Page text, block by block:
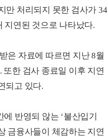
만 처리되지 못한 검사가 34
지연된 것으로 나타났다.
은 자료에 따르면 지난 8월
또한 검사 종료일 이후 지연
되고 있다.
반영되 않는 ‘불산입기
금융사들이 체감하는 지연